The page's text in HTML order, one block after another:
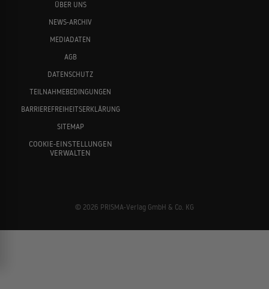
ÜBER UNS
NEWS-ARCHIV
MEDIADATEN
AGB
DATENSCHUTZ
TEILNAHMEBEDINGUNGEN
BARRIEREFREIHEITSERKLÄRUNG
SITEMAP
COOKIE-EINSTELLUNGEN
VERWALTEN
© 2026 PRISMA-Verlag GmbH & Co. KG